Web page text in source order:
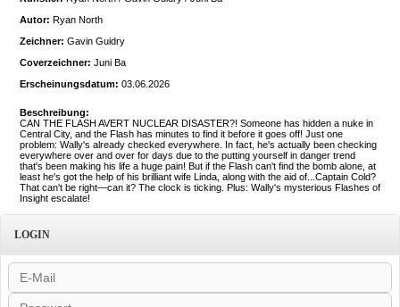
Autor: Ryan North
Zeichner: Gavin Guidry
Coverzeichner: Juni Ba
Erscheinungsdatum: 03.06.2026
Beschreibung:
CAN THE FLASH AVERT NUCLEAR DISASTER?! Someone has hidden a nuke in
Central City, and the Flash has minutes to find it before it goes off! Just one
problem: Wally's already checked everywhere. In fact, he's actually been checking
everywhere over and over for days due to the putting yourself in danger trend
that's been making his life a huge pain! But if the Flash can't find the bomb alone, at
least he's got the help of his brilliant wife Linda, along with the aid of...Captain Cold?
That can't be right—can it? The clock is ticking. Plus: Wally's mysterious Flashes of
Insight escalate!
LOGIN